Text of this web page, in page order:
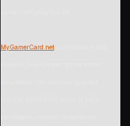
MyGamerCard.net